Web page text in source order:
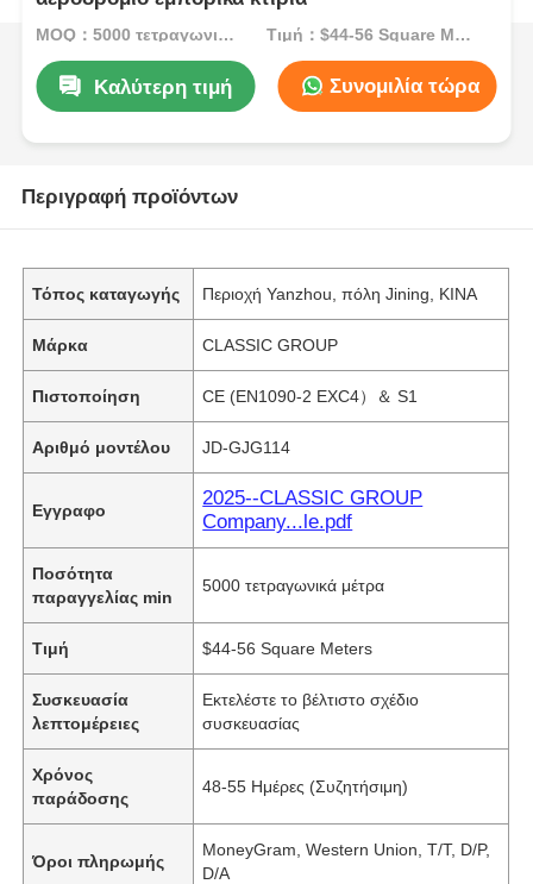
MOQ：5000 τετραγωνικά μέτρα Τιμή：$44-56 Square Meters
Καλύτερη τιμή Συνομιλία τώρα
Περιγραφή προϊόντων
Τόπος καταγωγής Περιοχή Yanzhou, πόλη Jining, ΚΙΝΑ
Μάρκα CLASSIC GROUP
Πιστοποίηση CE (EN1090-2 EXC4）＆ S1
Αριθμό μοντέλου JD-GJG114
Εγγραφο
2025--CLASSIC GROUP
Company...le.pdf
Ποσότητα
παραγγελίας min
5000 τετραγωνικά μέτρα
Τιμή $44-56 Square Meters
Συσκευασία
λεπτομέρειες
Εκτελέστε το βέλτιστο σχέδιο
συσκευασίας
Χρόνος
παράδοσης
48-55 Ημέρες (Συζητήσιμη)
Όροι πληρωμής
MoneyGram, Western Union, T/T, D/P,
D/A